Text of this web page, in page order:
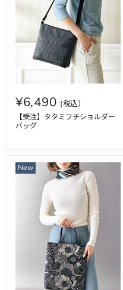
¥6,490
【受注】タタミフチショルダー
バッグ
New